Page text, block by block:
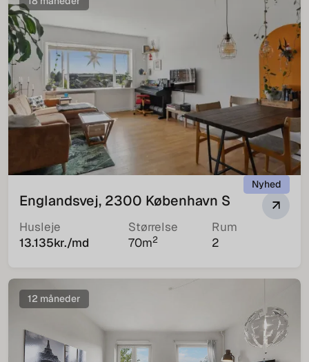
Nyhed
Englandsvej, 2300 København S
Husleje
13.135kr./md
Størrelse
70m2
Rum
2
12 måneder